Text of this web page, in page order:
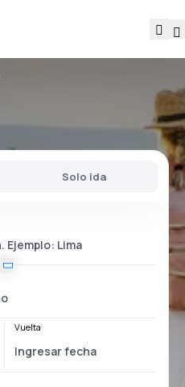
Solo ida
Vuelta